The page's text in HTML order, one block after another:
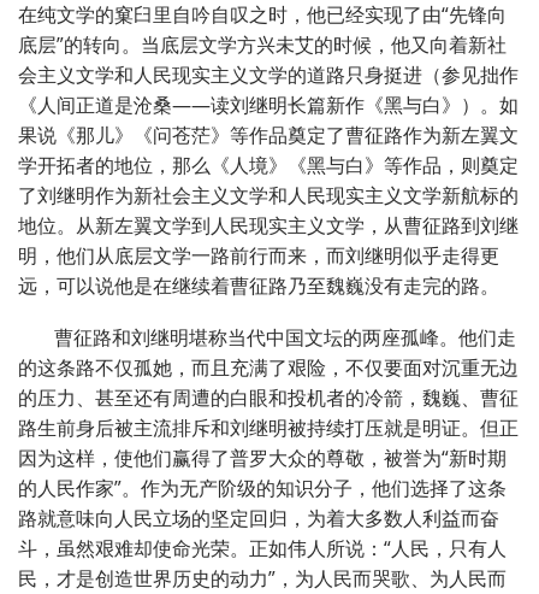
在纯文学的窠臼里自吟自叹之时，他已经实现了由“先锋向
底层”的转向。当底层文学方兴未艾的时候，他又向着新社
会主义文学和人民现实主义文学的道路只身挺进（参见拙作
《人间正道是沧桑——读刘继明长篇新作《黑与白》）。如
果说《那儿》《问苍茫》等作品奠定了曹征路作为新左翼文
学开拓者的地位，那么《人境》《黑与白》等作品，则奠定
了刘继明作为新社会主义文学和人民现实主义文学新航标的
地位。从新左翼文学到人民现实主义文学，从曹征路到刘继
明，他们从底层文学一路前行而来，而刘继明似乎走得更
远，可以说他是在继续着曹征路乃至魏巍没有走完的路。
曹征路和刘继明堪称当代中国文坛的两座孤峰。他们走
的这条路不仅孤她，而且充满了艰险，不仅要面对沉重无边
的压力、甚至还有周遭的白眼和投机者的冷箭，魏巍、曹征
路生前身后被主流排斥和刘继明被持续打压就是明证。但正
因为这样，使他们赢得了普罗大众的尊敬，被誉为“新时期
的人民作家”。作为无产阶级的知识分子，他们选择了这条
路就意味向人民立场的坚定回归，为着大多数人利益而奋
斗，虽然艰难却使命光荣。正如伟人所说：“人民，只有人
民，才是创造世界历史的动力”，为人民而哭歌、为人民而